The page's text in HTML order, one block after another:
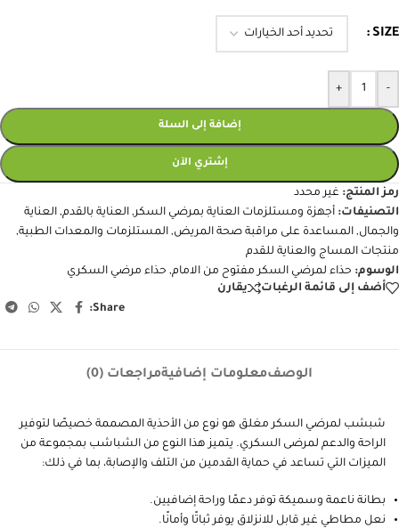
SIZE
-
+
إضافة إلى السلة
إشتري الآن
رمز المنتج: غير محدد
التصنيفات: أجهزة ومستلزمات العناية بمرضي السكر, العناية بالقدم, العناية
والجمال, المساعدة على مراقبة صحة المريض, المستلزمات والمعدات الطبية,
منتجات المساج والعناية للقدم
الوسوم: حذاء لمرضي السكر مفتوح من الامام, حذاء مرضي السكري
أضف إلى قائمة الرغبات
يقارن
Share:
الوصفمعلومات إضافيةمراجعات (0)
شبشب لمرضي السكر مغلق هو نوع من الأحذية المصممة خصيصًا لتوفير
الراحة والدعم لمرضى السكري. يتميز هذا النوع من الشباشب بمجموعة من
الميزات التي تساعد في حماية القدمين من التلف والإصابة، بما في ذلك:
بطانة ناعمة وسميكة توفر دعمًا وراحة إضافيين.
نعل مطاطي غير قابل للانزلاق يوفر ثباتًا وأمانًا.